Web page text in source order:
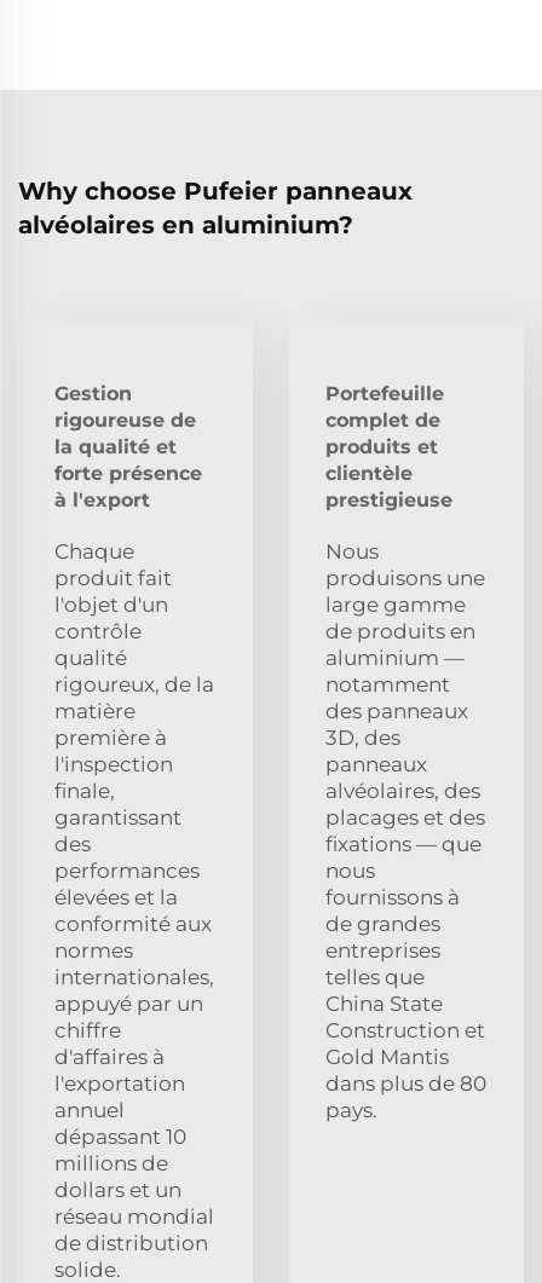
Why choose Pufeier panneaux
alvéolaires en aluminium?
Gestion
rigoureuse de
la qualité et
forte présence
à l'export
Chaque
produit fait
l'objet d'un
contrôle
qualité
rigoureux, de la
matière
première à
l'inspection
finale,
garantissant
des
performances
élevées et la
conformité aux
normes
internationales,
appuyé par un
chiffre
d'affaires à
l'exportation
annuel
dépassant 10
millions de
dollars et un
réseau mondial
de distribution
solide.
Portefeuille
complet de
produits et
clientèle
prestigieuse
Nous
produisons une
large gamme
de produits en
aluminium —
notamment
des panneaux
3D, des
panneaux
alvéolaires, des
placages et des
fixations — que
nous
fournissons à
de grandes
entreprises
telles que
China State
Construction et
Gold Mantis
dans plus de 80
pays.